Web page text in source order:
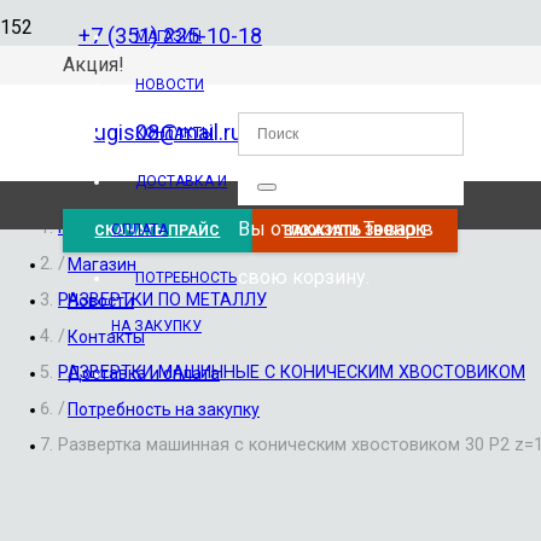
Акция!
+7 (351) 225-10-18
ugis08@mail.ru
СКАЧАТЬ ПРАЙС ЗАКАЗАТЬ ЗВОНОК
МАГАЗИН
НОВОСТИ
КОНТАКТЫ
ДОСТАВКА И
ОПЛАТА
ПОТРЕБНОСТЬ
НА ЗАКУПКУ
Вы отложилиТоварв
свою корзину.
Магазин
Новости
Контакты
Доставка и оплата
Потребность на закупку
Главная
/
РАЗВЕРТКИ ПО МЕТАЛЛУ
/
РАЗВЕРТКИ МАШИННЫЕ С КОНИЧЕСКИМ ХВОСТОВИКОМ
/
Развертка машинная с коническим хвостовиком 30 Р2